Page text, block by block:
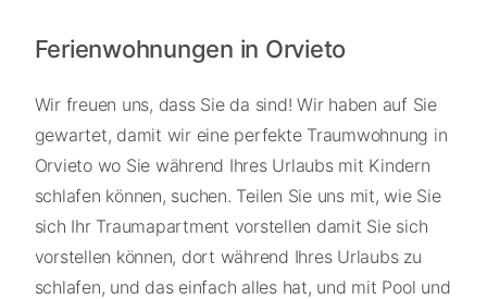
Ferienwohnungen in Orvieto
Wir freuen uns, dass Sie da sind! Wir haben auf Sie
gewartet, damit wir eine perfekte Traumwohnung in
Orvieto wo Sie während Ihres Urlaubs mit Kindern
schlafen können, suchen. Teilen Sie uns mit, wie Sie
sich Ihr Traumapartment vorstellen damit Sie sich
vorstellen können, dort während Ihres Urlaubs zu
schlafen, und das einfach alles hat, und mit Pool und